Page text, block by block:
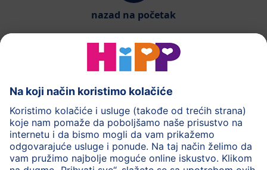
nazad na početak
HiPP mliječna formula
HiPP Hrana za bebe
HiPP za djecu
HiPP Njega HiPP tokom trudnoće
Pravila o privatnosti Uslovi korišćenja